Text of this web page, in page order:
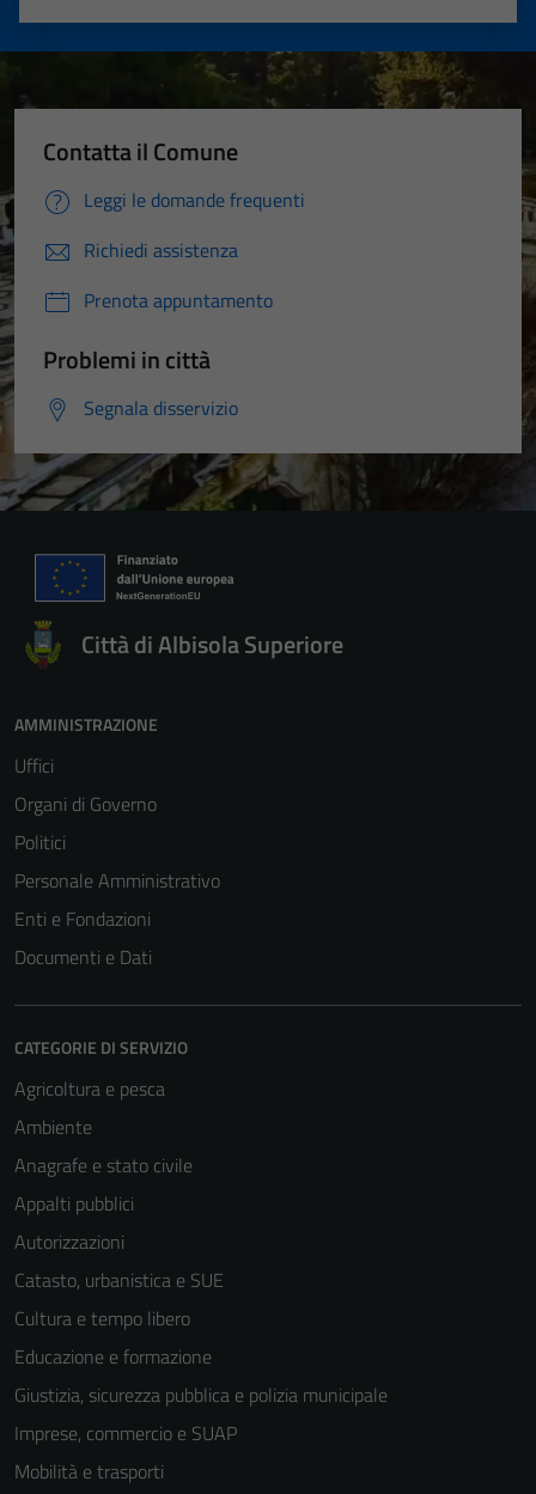
Valuta 5 stelle su 5
Valuta 4 stelle su 5
Valuta 3 stelle su 5
Valuta 2 stelle su 5
Valuta 1 stelle su 5
Contatta il Comune
Leggi le domande frequenti
Richiedi assistenza
Prenota appuntamento
Problemi in città
Segnala disservizio
Città di Albisola Superiore
AMMINISTRAZIONE
Uffici
Organi di Governo
Politici
Personale Amministrativo
Enti e Fondazioni
Documenti e Dati
CATEGORIE DI SERVIZIO
Agricoltura e pesca
Ambiente
Anagrafe e stato civile
Appalti pubblici
Autorizzazioni
Catasto, urbanistica e SUE
Cultura e tempo libero
Educazione e formazione
Giustizia, sicurezza pubblica e polizia municipale
Imprese, commercio e SUAP
Mobilità e trasporti